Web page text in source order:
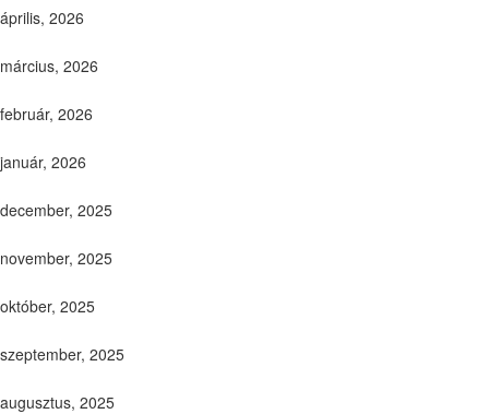
április, 2026
március, 2026
február, 2026
január, 2026
december, 2025
november, 2025
október, 2025
szeptember, 2025
augusztus, 2025